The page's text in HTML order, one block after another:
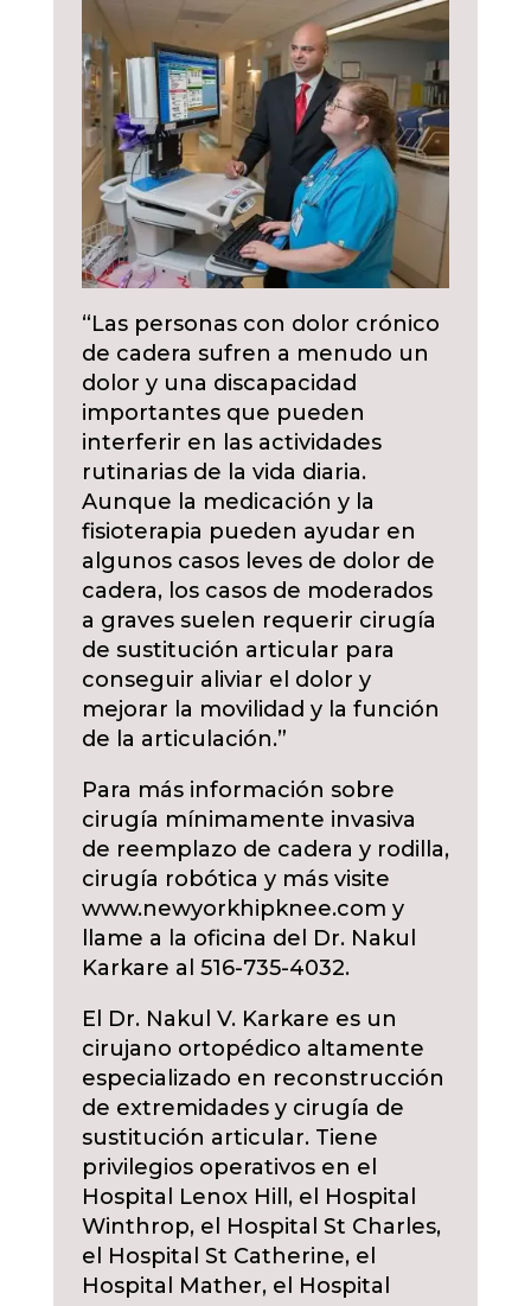
“Las personas con dolor crónico
de cadera sufren a menudo un
dolor y una discapacidad
importantes que pueden
interferir en las actividades
rutinarias de la vida diaria.
Aunque la medicación y la
fisioterapia pueden ayudar en
algunos casos leves de dolor de
cadera, los casos de moderados
a graves suelen requerir cirugía
de sustitución articular para
conseguir aliviar el dolor y
mejorar la movilidad y la función
de la articulación.”
Para más información sobre
cirugía mínimamente invasiva
de reemplazo de cadera y rodilla,
cirugía robótica y más visite
www.newyorkhipknee.com y
llame a la oficina del Dr. Nakul
Karkare al 516-735-4032.
El Dr. Nakul V. Karkare es un
cirujano ortopédico altamente
especializado en reconstrucción
de extremidades y cirugía de
sustitución articular. Tiene
privilegios operativos en el
Hospital Lenox Hill, el Hospital
Winthrop, el Hospital St Charles,
el Hospital St Catherine, el
Hospital Mather, el Hospital